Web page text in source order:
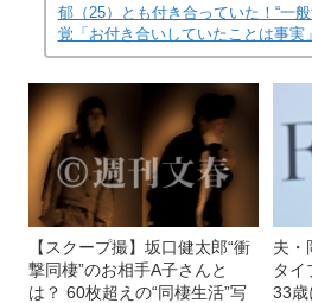
郁（25）とも付き合っていた！“一
覚「お付き合いしていたことは事実
【スクープ撮】坂口健太郎“衝
撃同棲”のお相手A子さんと
は？ 60枚超えの“同棲生活”写
夫・
タイ
33歳